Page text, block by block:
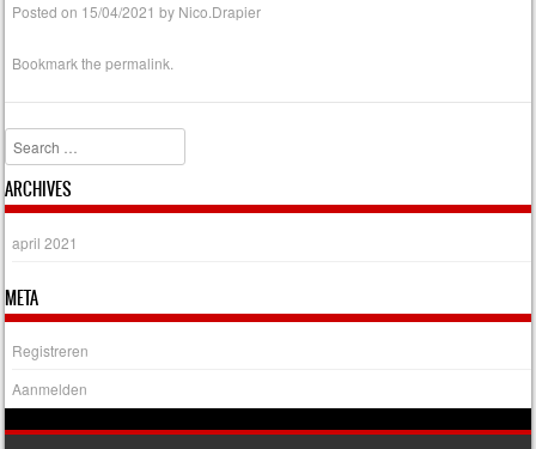
Posted on 15/04/2021 by Nico.Drapier
Bookmark thepermalink
Search
ARCHIVES
april 2021
META
Registreren
Aanmelden